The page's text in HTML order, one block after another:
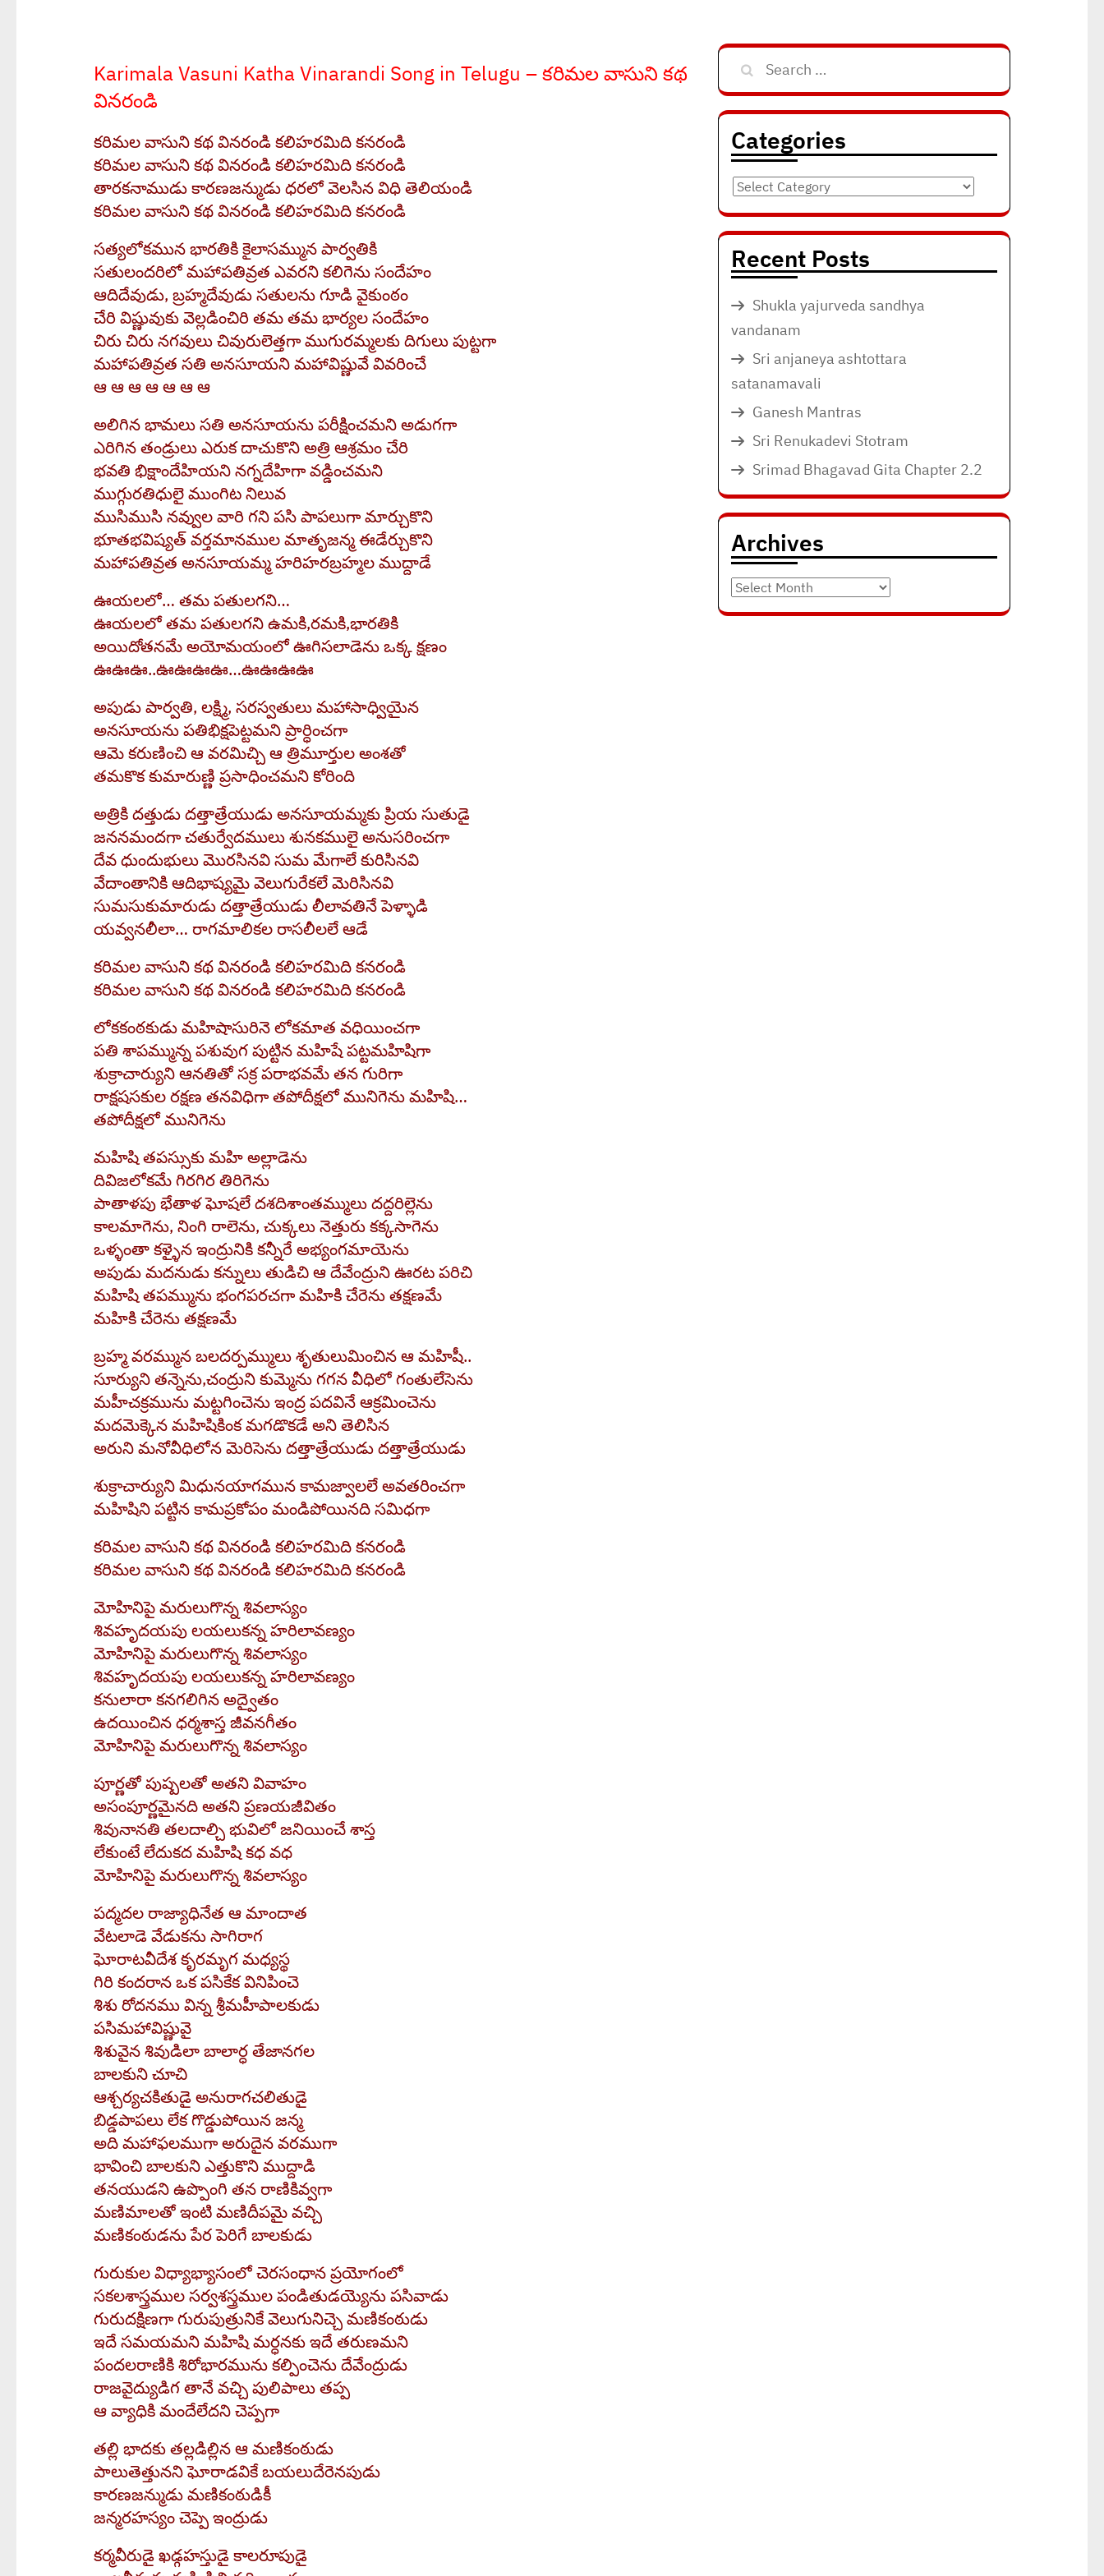
Karimala Vasuni Katha Vinarandi Song in Telugu – కరిమల వాసుని కథ
వినరండి
కరిమల వాసుని కథ వినరండి కలిహరమిది కనరండి
కరిమల వాసుని కథ వినరండి కలిహరమిది కనరండి
తారకనాముడు కారణజన్ముడు ధరలో వెలసిన విధి తెలియండి
కరిమల వాసుని కథ వినరండి కలిహరమిది కనరండి
సత్యలోకమున భారతికి కైలాసమ్మున పార్వతికి
సతులందరిలో మహాపతివ్రత ఎవరని కలిగెను సందేహం
ఆదిదేవుడు, బ్రహ్మదేవుడు సతులను గూడి వైకుంఠం
చేరి విష్ణువుకు వెల్లడించిరి తమ తమ భార్యల సందేహం
చిరు చిరు నగవులు చివురులెత్తగా ముగురమ్మలకు దిగులు పుట్టగా
మహాపతివ్రత సతి అనసూయని మహావిష్ణువే వివరించే
ఆ ఆ ఆ ఆ ఆ ఆ ఆ
అలిగిన భామలు సతి అనసూయను పరీక్షించమని అడుగగా
ఎరిగిన తండ్రులు ఎరుక దాచుకొని అత్రి ఆశ్రమం చేరి
భవతి భిక్షాందేహియని నగ్నదేహిగా వడ్డించమని
ముగ్గురతిధులై ముంగిట నిలువ
ముసిముసి నవ్వుల వారి గని పసి పాపలుగా మార్చుకొని
భూతభవిష్యత్ వర్తమానముల మాతృజన్మ ఈడేర్చుకొని
మహాపతివ్రత అనసూయమ్మ హరిహరబ్రహ్మల ముద్దాడే
ఊయలలో… తమ పతులగని…
ఊయలలో తమ పతులగని ఉమకి,రమకి,భారతికి
అయిదోతనమే అయోమయంలో ఊగిసలాడెను ఒక్క క్షణం
ఊఊఊ..ఊఊఊఊ…ఊఊఊఊ
అపుడు పార్వతి, లక్ష్మి, సరస్వతులు మహాసాధ్వియైన
అనసూయను పతిభిక్షపెట్టమని ప్రార్ధించగా
ఆమె కరుణించి ఆ వరమిచ్చి ఆ త్రిమూర్తుల అంశతో
తమకొక కుమారుణ్ణి ప్రసాధించమని కోరింది
అత్రికి దత్తుడు దత్తాత్రేయుడు అనసూయమ్మకు ప్రియ సుతుడై
జననమందగా చతుర్వేదములు శునకములై అనుసరించగా
దేవ ధుందుభులు మొరసినవి సుమ మేగాలే కురిసినవి
వేదాంతానికి ఆదిభాష్యమై వెలుగురేకలే మెరిసినవి
సుమసుకుమారుడు దత్తాత్రేయుడు లీలావతినే పెళ్ళాడి
యవ్వనలీలా… రాగమాలికల రాసలీలలే ఆడే
కరిమల వాసుని కథ వినరండి కలిహరమిది కనరండి
కరిమల వాసుని కథ వినరండి కలిహరమిది కనరండి
లోకకంఠకుడు మహిషాసురినె లోకమాత వధియించగా
పతి శాపమ్మున్న పశువుగ పుట్టిన మహిషే పట్టమహిషిగా
శుక్రాచార్యుని ఆనతితో సక్ర పరాభవమే తన గురిగా
రాక్షషసకుల రక్షణ తనవిధిగా తపోదీక్షలో మునిగెను మహిషి…
తపోదీక్షలో మునిగెను
మహిషి తపస్సుకు మహి అల్లాడెను
దివిజలోకమే గిరగిర తిరిగెను
పాతాళపు భేతాళ ఘోషలే దశదిశాంతమ్ములు దద్దరిల్లెను
కాలమాగెను, నింగి రాలెను, చుక్కలు నెత్తురు కక్కసాగెను
ఒళ్ళంతా కళ్ళైన ఇంద్రునికి కన్నీరే అభ్యంగమాయెను
అపుడు మదనుడు కన్నులు తుడిచి ఆ దేవేంద్రుని ఊరట పరిచి
మహిషి తపమ్మును భంగపరచగా మహికి చేరెను తక్షణమే
మహికి చేరెను తక్షణమే
బ్రహ్మ వరమ్మున బలదర్పమ్ములు శృతులుమించిన ఆ మహిషీ..
సూర్యుని తన్నెను,చంద్రుని కుమ్మెను గగన వీధిలో గంతులేసెను
మహీచక్రమును మట్టగించెను ఇంద్ర పదవినే ఆక్రమించెను
మదమెక్కెన మహిషికింక మగడొకడే అని తెలిసిన
అరుని మనోవీధిలోన మెరిసెను దత్తాత్రేయుడు దత్తాత్రేయుడు
శుక్రాచార్యుని మిధునయాగమున కామజ్వాలలే అవతరించగా
మహిషిని పట్టిన కామప్రకోపం మండిపోయినది సమిధగా
కరిమల వాసుని కథ వినరండి కలిహరమిది కనరండి
కరిమల వాసుని కథ వినరండి కలిహరమిది కనరండి
మోహినిపై మరులుగొన్న శివలాస్యం
శివహృదయపు లయలుకన్న హరిలావణ్యం
మోహినిపై మరులుగొన్న శివలాస్యం
శివహృదయపు లయలుకన్న హరిలావణ్యం
కనులారా కనగలిగిన అద్వైతం
ఉదయించిన ధర్మశాస్త జీవనగీతం
మోహినిపై మరులుగొన్న శివలాస్యం
పూర్ణతో పుష్పలతో అతని వివాహం
అసంపూర్ణమైనది అతని ప్రణయజీవితం
శివునానతి తలదాల్చి భువిలో జనియించే శాస్త
లేకుంటే లేదుకద మహిషి కధ వధ
మోహినిపై మరులుగొన్న శివలాస్యం
పద్మదల రాజ్యాధినేత ఆ మాందాత
వేటలాడె వేడుకను సాగిరాగ
ఘోరాటవీదేశ కృరమృగ మధ్యస్థ
గిరి కందరాన ఒక పసికేక వినిపించె
శిశు రోదనము విన్న శ్రీమహీపాలకుడు
పసిమహావిష్ణువై
శిశువైన శివుడిలా బాలార్ధ తేజానగల
బాలకుని చూచి
ఆశ్చర్యచకితుడై అనురాగచలితుడై
బిడ్డపాపలు లేక గొడ్డుపోయిన జన్మ
అది మహాఫలముగా అరుదైన వరముగా
భావించి బాలకుని ఎత్తుకొని ముద్దాడి
తనయుడని ఉప్పొంగి తన రాణికివ్వగా
మణిమాలతో ఇంటి మణిదీపమై వచ్చి
మణికంఠుడను పేర పెరిగే బాలకుడు
గురుకుల విధ్యాభ్యాసంలో చెరసంధాన ప్రయోగంలో
సకలశాస్త్రముల సర్వశస్త్రముల పండితుడయ్యెను పసివాడు
గురుదక్షిణగా గురుపుత్రునికే వెలుగునిచ్చె మణికంఠుడు
ఇదే సమయమని మహిషి మర్ధనకు ఇదే తరుణమని
పందలరాణికి శిరోభారమును కల్పించెను దేవేంద్రుడు
రాజవైద్యుడిగ తానే వచ్చి పులిపాలు తప్ప
ఆ వ్యాధికి మందేలేదని చెప్పగా
తల్లి భాదకు తల్లడిల్లిన ఆ మణికంఠుడు
పాలుతెత్తునని ఘోరాడవికే బయలుదేరెనపుడు
కారణజన్ముడు మణికంఠుడికీ
జన్మరహస్యం చెప్పె ఇంద్రుడు
కర్మవీరుడై ఖడ్గహస్తుడై కాలరూపుడై
Search
for:
Categories
Categories
Recent Posts
Shukla yajurveda sandhya
vandanam
Sri anjaneya ashtottara
satanamavali
Ganesh Mantras
Sri Renukadevi Stotram
Srimad Bhagavad Gita Chapter 2.2
Archives
Archives